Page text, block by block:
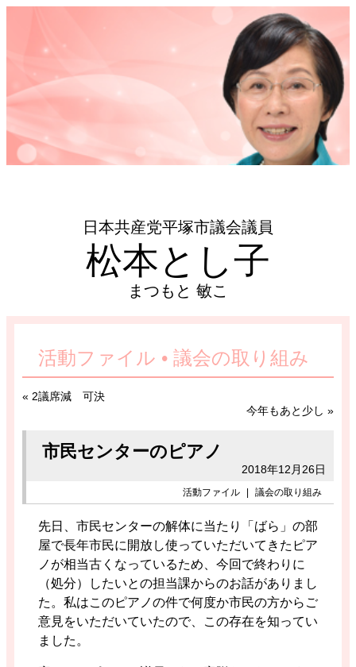
松本とし子
まつもと 敏こ
日本共産党平塚市議会議員
活動ファイル • 議会の取り組み
« 2議席減 可決
今年もあと少し »
市民センターのピアノ
2018年12月26日
活動ファイル 議会の取り組み
先日、市民センターの解体に当たり「ばら」の部
屋で長年市民に開放し使っていただいてきたピア
ノが相当古くなっているため、今回で終わりに
（処分）したいとの担当課からのお話がありまし
た。私はこのピアノの件で何度か市民の方からご
意見をいただいていたので、この存在を知ってい
ました。